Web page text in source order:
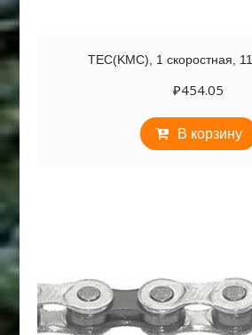
TEC(KMC), 1 скоростная,
₽454.05
В корзину